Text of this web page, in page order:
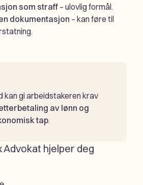
som straff – ulovlig formål.
dokumentasjon – kan føre til
kan gi arbeidstakeren krav
av lønn og
tap.
Advokat hjelper deg